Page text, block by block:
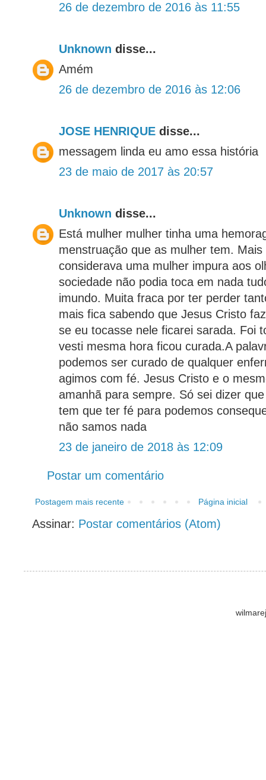
26 de dezembro de 2016 às 11:55
Unknown disse...
Amém
26 de dezembro de 2016 às 12:06
JOSE HENRIQUE disse...
messagem linda eu amo essa história
23 de maio de 2017 às 20:57
Unknown disse...
Está mulher mulher tinha uma
menstruação que as mulher tem.
considerava uma mulher impura aos
sociedade não podia toca em nada
imundo. Muita fraca por ter perder
mais fica sabendo que Jesus Cristo
se eu tocasse nele ficarei sarada. Foi
vesti mesma hora ficou curada.A
podemos ser curado de qualquer
agimos com fé. Jesus Cristo e o
amanhã para sempre. Só sei dizer
tem que ter fé para podemos
não samos nada
23 de janeiro de 2018 às 12:09
Postar um comentário
Postagem mais recente Página inicial
Assinar: Postar comentários (Atom)